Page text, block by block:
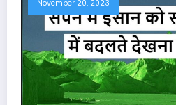
November 20, 2023